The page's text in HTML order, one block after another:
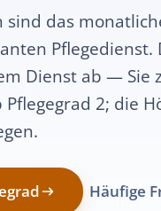
sind das
Pflegedienst.
Dienst ab — Sie
2; die
Häufige